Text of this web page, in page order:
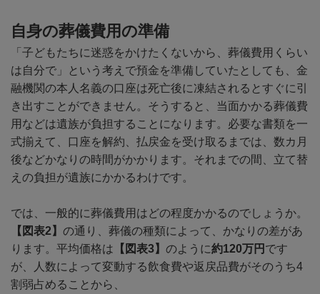
自身の葬儀費用の準備
「子どもたちに迷惑をかけたくないから、葬儀費用くらい
は自分で」という考えで預金を準備していたとしても、金
融機関の本人名義の口座は死亡後に凍結されるとすぐに引
き出すことができません。そうすると、当面かかる葬儀費
用などは遺族が負担することになります。必要な書類を一
式揃えて、口座を解約、払戻金を受け取るまでは、数カ月
後などかなりの時間がかかります。それまでの間、立て替
えの負担が遺族にかかるわけです。
では、一般的に葬儀費用はどの程度かかるのでしょうか。
【図表2 】 の通り、葬儀の種類によって、かなりの差があ
ります。平均価格は 【図表3】 のように約120万円 です
が、人数によって変動する飲食費や返戻品費がそのうち4
割弱占めることから、